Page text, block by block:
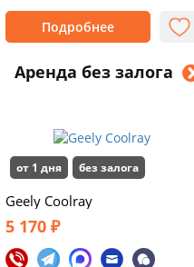
Подробнее
Аренда без залога
от 1 дня без залога
Geely Coolray
5 170 ₽